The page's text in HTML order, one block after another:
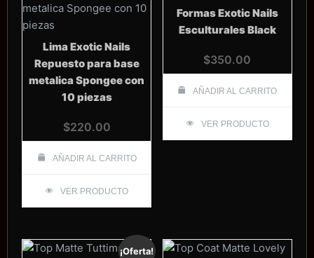
Lima Exotic Nails
Repuesto para base
metalica Spongee con
10 piezas
$220.00
AÑADIR AL CARRITO
VER PRODUCTO
Formas Exotic Nails
Esculturales Black
$350.00
AÑADIR AL CARRITO
VER PRODUCTO
¡Oferta!